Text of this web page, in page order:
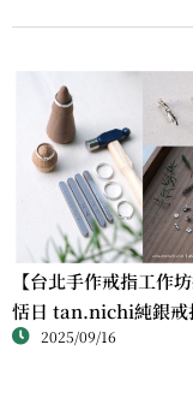
【台北手作戒指工作坊
恬日 tan.nichi純銀戒
｜情侶・朋友一起完成
2025/09/16